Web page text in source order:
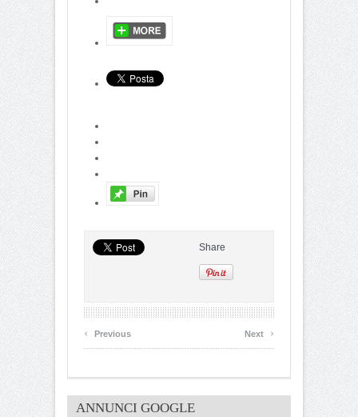
Share
‹ Previous Next ›
ANNUNCI GOOGLE